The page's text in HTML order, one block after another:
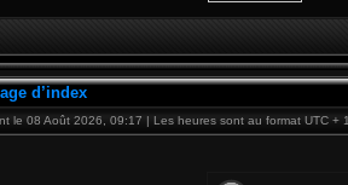
d’index
le 08 Août 2026, 09:17 | Les heures sont au format UTC +